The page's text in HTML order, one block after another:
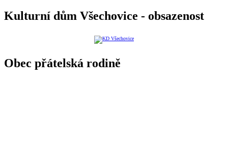
Kulturní dům Všechovice - obsazenost
Obec přátelská rodině